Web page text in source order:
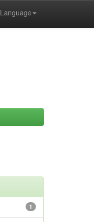
Language
1